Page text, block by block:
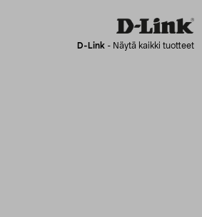
D-Link - Näytä kaikki tuotteet